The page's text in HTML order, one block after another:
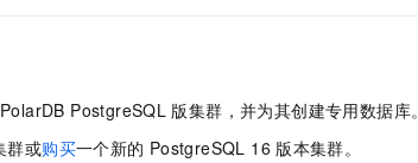
PolarDB PostgreSQL 版集群，并为其创建专用数据库。
群或购买一个新的 PostgreSQL 16 版本集群。